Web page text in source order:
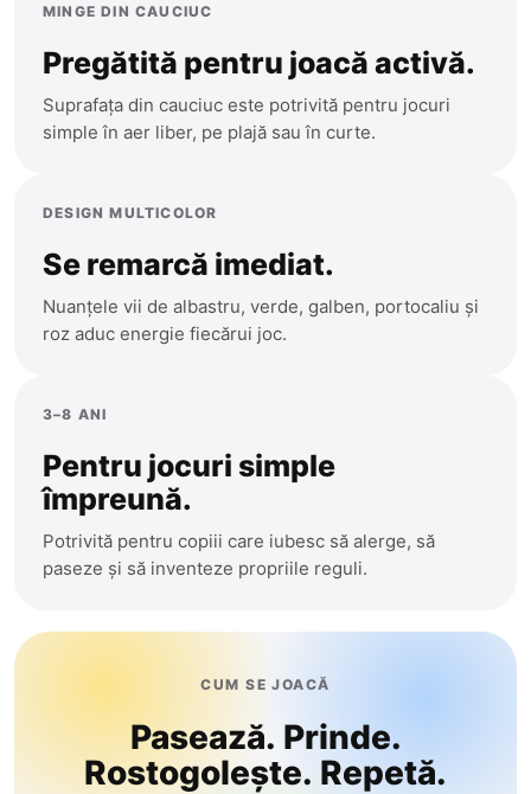
MINGE DIN CAUCIUC
Pregătită pentru joacă activă.
Suprafața din cauciuc este potrivită pentru jocuri
simple în aer liber, pe plajă sau în curte.
DESIGN MULTICOLOR
Se remarcă imediat.
Nuanțele vii de albastru, verde, galben, portocaliu și
roz aduc energie fiecărui joc.
3–8 ANI
Pentru jocuri simple
împreună.
Potrivită pentru copiii care iubesc să alerge, să
paseze și să inventeze propriile reguli.
CUM SE JOACĂ
Pasează. Prinde.
Rostogolește. Repetă.
Floresti
Glodeni
Ialoveni
Leova
Ocnita
Rezina
Riscani
Singerei
Soldanesti
Stefan-Voda
Telenesti